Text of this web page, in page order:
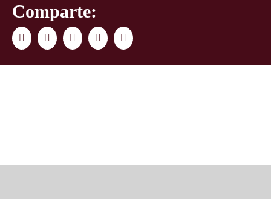
Comparte:
FacebookTwitter LinkedInWhatsAppCorreo
electrónico